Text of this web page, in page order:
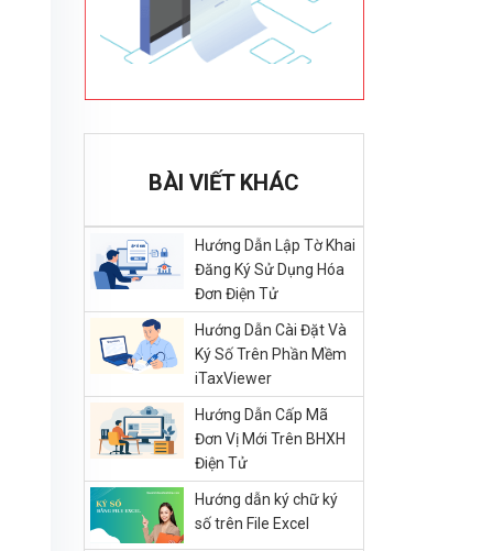
BÀI VIẾT KHÁC
Hướng Dẫn Lập Tờ Khai
Đăng Ký Sử Dụng Hóa
Đơn Điện Tử
Hướng Dẫn Cài Đặt Và
Ký Số Trên Phần Mềm
iTaxViewer
Hướng Dẫn Cấp Mã
Đơn Vị Mới Trên BHXH
Điện Tử
Hướng dẫn ký chữ ký
số trên File Excel